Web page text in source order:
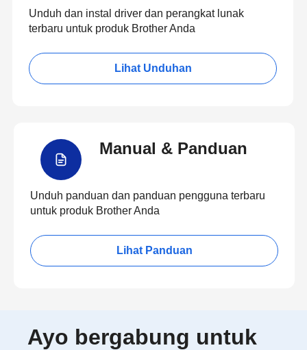
Unduh dan instal driver dan perangkat lunak
terbaru untuk produk Brother Anda
Lihat Unduhan
Manual & Panduan
Unduh panduan dan panduan pengguna terbaru
untuk produk Brother Anda
Lihat Panduan
Ayo bergabung untuk